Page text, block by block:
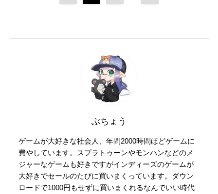
ぶちょう
ゲームが大好きな社会人、年間2000時間ほどゲームに
費やしています。スプラトゥーンやモンハンなどのメ
ジャーなゲームも好きですがインディーズのゲームが
大好きでセールのたびに買いまくっています。ダウン
ロードで1000円もせずに買いまくれるなんでいい時代